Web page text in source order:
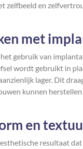
zelfbeeld en
met
gebruik van
wordt gebruikt in
lager. Dit
kunnen herstellen
en
resultaat